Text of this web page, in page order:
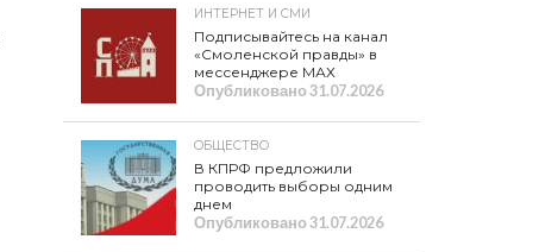
ИНТЕРНЕТ И СМИ
Подписывайтесь на канал
«Смоленской правды» в
мессенджере МАХ
Опубликовано31.07.2026
ОБЩЕСТВО
В КПРФ предложили
проводить выборы одним
днем
Опубликовано31.07.2026